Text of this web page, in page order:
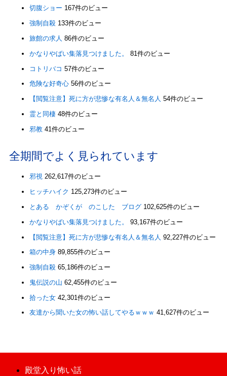
切腹ショー 167件のビュー
強制自殺 133件のビュー
旅館の求人 86件のビュー
かなりやばい集落見つけました。
81件のビュー
コトリバコ 57件のビュー
危険な好奇心 56件のビュー
【閲覧注意】死に方が悲惨な有名人＆無名人 54件のビュー
霊と同棲 48件のビュー
邪教 41件のビュー
全期間でよく見られています
邪視 262,617件のビュー
ヒッチハイク 125,273件のビュー
とある かぞくが のこした ブログ 102,625件のビュー
かなりやばい集落見つけました。
93,167件のビュー
【閲覧注意】死に方が悲惨な有名人＆無名人 92,227件のビュー
箱の中身 89,855件のビュー
強制自殺 65,186件のビュー
鬼伝説の山 62,455件のビュー
拾った女 42,301件のビュー
友達から聞いた女の怖い話してやるｗｗｗ 41,627件のビュー
殿堂入り怖い話